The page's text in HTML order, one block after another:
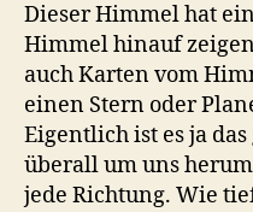
Dieser Himmel hat
Himmel hinauf
auch Karten vom
einen Stern oder
Eigentlich ist es ja
überall um uns
jede Richtung. Wie